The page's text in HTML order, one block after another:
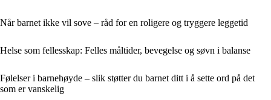
Når barnet ikke vil sove – råd for en roligere og tryggere leggetid
Helse som fellesskap: Felles måltider, bevegelse og søvn i balanse
Følelser i barnehøyde – slik støtter du barnet ditt i å sette ord på det
som er vanskelig